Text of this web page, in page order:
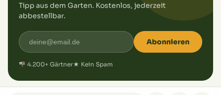
Tipp aus dem Garten. Kostenlos, jederzeit
abbestellbar.
Abonnieren
4.200+ Gärtner★ Kein Spam